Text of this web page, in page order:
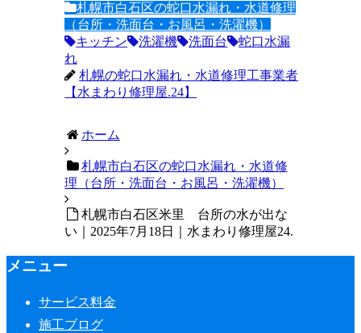
札幌市白石区の蛇口水漏れ・水道修理
（台所・洗面台・お風呂・洗濯機）
キッチン
洗濯機 洗面台
蛇口水漏
れ
札幌の蛇口水漏れ・水道修理工事業者
【水まわり修理屋.24】
ホーム
札幌市白石区の蛇口水漏れ・水道修
理（台所・洗面台・お風呂・洗濯機）
札幌市白石区米里 台所の水が出な
い｜2025年7月18日｜水まわり修理屋24.
メニュー
サービス料金
施工ブログ